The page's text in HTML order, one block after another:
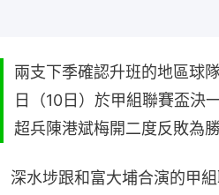
兩支下季確認升班的地區球
日（10日）於甲組聯賽盃決
超兵陳港斌梅開二度反敗為
深水埗跟和富大埔合演的甲